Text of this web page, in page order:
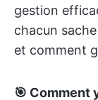
gestion
chacun
et comment
🎯 Comment